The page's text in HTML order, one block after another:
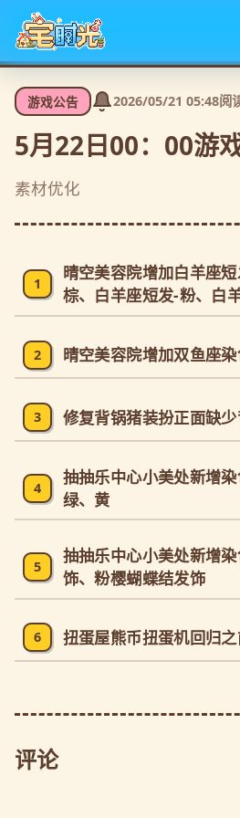
游戏公告 2026/05/21 05:48阅
5月22日00：00游
素材优化
1
晴空美容院增加白羊座
棕、白羊座短发-粉、白
2 晴空美容院增加双鱼座
3 修复背锅猪装扮正面缺
4
抽抽乐中心小美处新增染
绿、黄
5
抽抽乐中心小美处新增
饰、粉樱蝴蝶结发饰
6 扭蛋屋熊币扭蛋机回归
评论